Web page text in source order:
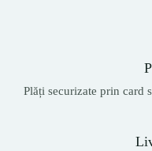
Plăți securizate prin card